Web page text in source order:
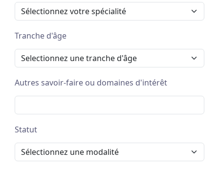
Tranche d'âge
Autres savoir-faire ou domaines d'intérêt
Statut